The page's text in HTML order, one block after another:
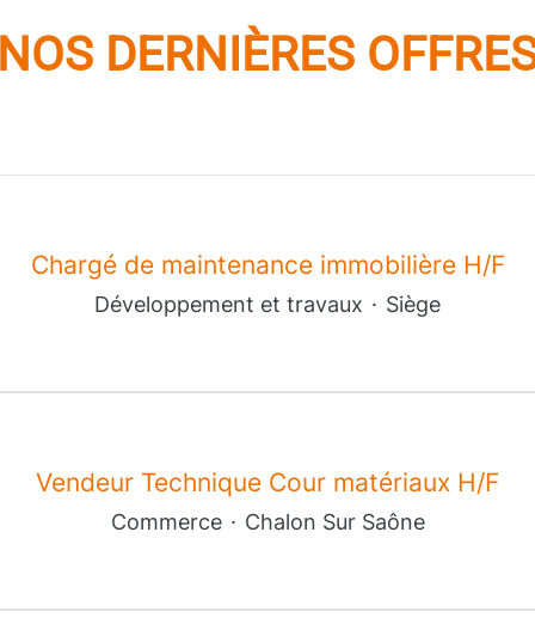
NOS DERNIÈRES
Chargé de maintenance immobilière H/F
Développement et travaux · Siège
Vendeur Technique Cour matériaux H/F
Commerce · Chalon Sur Saône